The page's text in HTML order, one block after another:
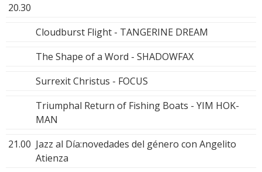
20.30
Cloudburst Flight - TANGERINE DREAM
The Shape of a Word - SHADOWFAX
Surrexit Christus - FOCUS
Triumphal Return of Fishing Boats - YIM HOK-
MAN
21.00 Jazz al Día:novedades del género con Angelito
Atienza